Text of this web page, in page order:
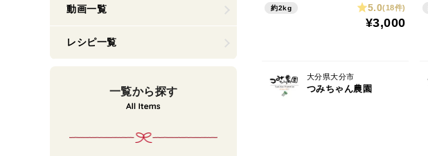
動画一覧
レシピ一覧
一覧から探す
約2kg 5.0(18件)
¥3,000
大分県大分市
つみちゃん農園